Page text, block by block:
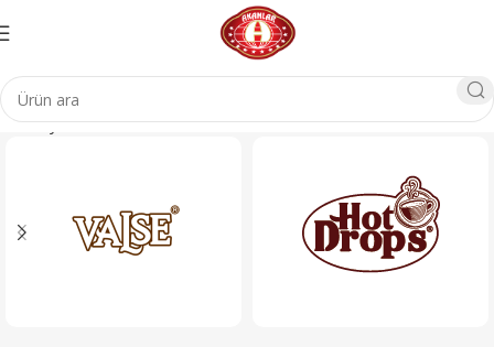
Ana Sayfa Ürünler